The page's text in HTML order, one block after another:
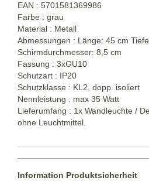
EAN : 5701581369986
Farbe : grau
Material : Metall
Abmessungen : Länge: 45 cm
Schirmdurchmesser: 8,5 cm
Fassung : 3xGU10
Schutzart : IP20
Schutzklasse : KL2, dopp. isoliert
Nennleistung : max 35 Watt
Lieferumfang : 1x Wandleuchte /
ohne Leuchtmittel.
Information Produktsicherheit